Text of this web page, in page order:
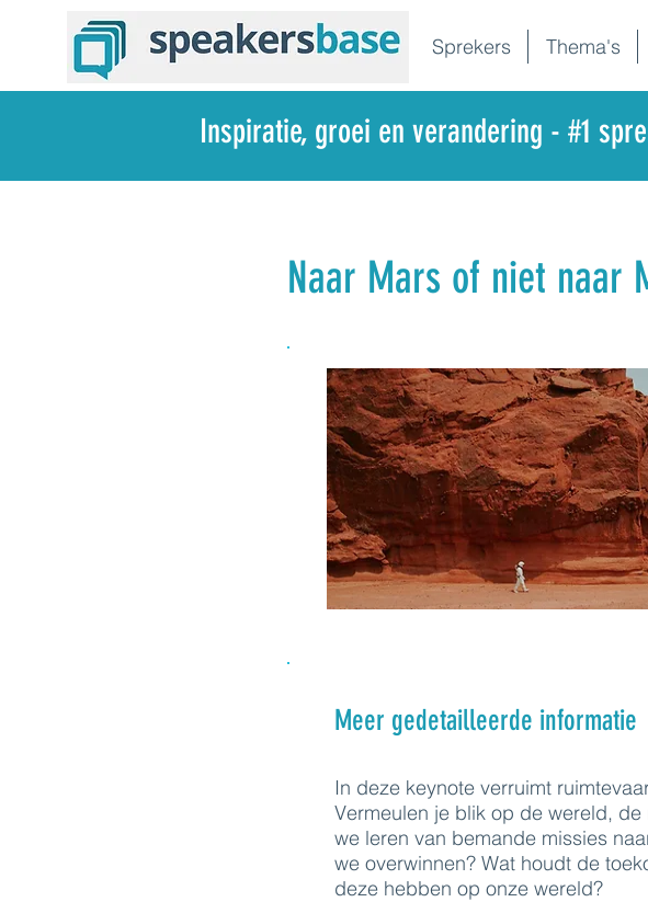
Sprekers Thema's
Naar Mars of niet naar
Meer gedetailleerde informatie
In deze keynote verruimt
Vermeulen je blik op de wereld,
we leren van bemande missies
we overwinnen? Wat houdt de
deze hebben op onze wereld?
Inspiratie, groei en verandering - #1